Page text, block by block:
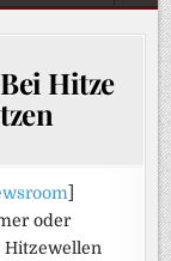
Hitze
oder
Hitzewellen